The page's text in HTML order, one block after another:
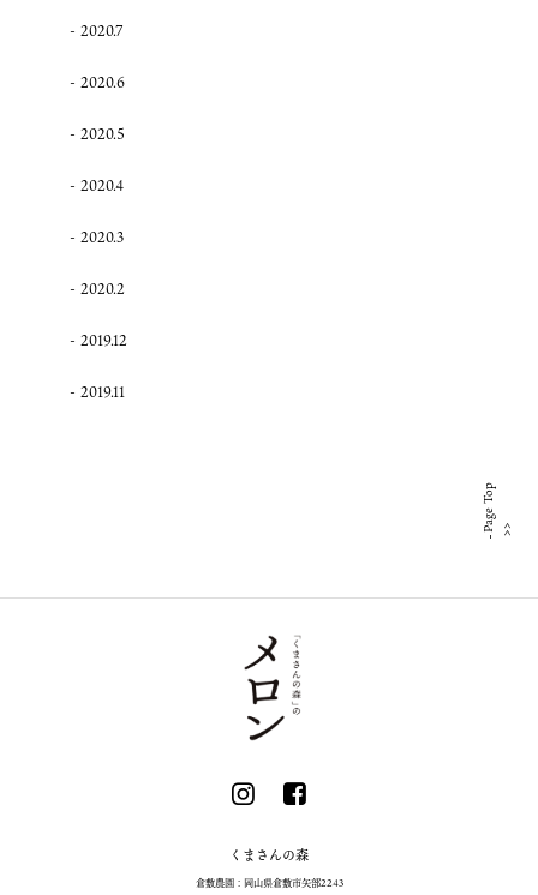
2020.7
2020.6
2020.5
2020.4
2020.3
2020.2
2019.12
2019.11
くまさんの森
倉敷農園：岡山県倉敷市矢部2243
Page Top